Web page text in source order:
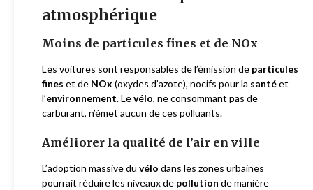
atmosphérique
Moins de particules fines et de NOx
Les voitures sont responsables de l’émission de particules
fines et de NOx (oxydes d’azote), nocifs pour la santéet
l’environnement. Levélo, ne consommant pas de
carburant, n’émet aucun de ces polluants.
Améliorer la qualité de l’air en ville
L’adoption massive du vélo dans les zones urbaines
pourrait réduire les niveaux de pollution de manière